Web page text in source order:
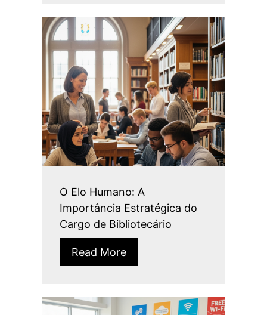
O Elo Humano: A
Importância Estratégica do
Cargo de Bibliotecário
Read More